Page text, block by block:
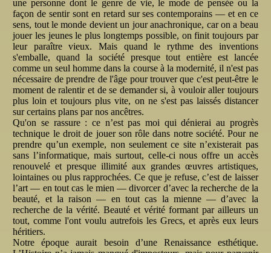
une personne dont le genre de vie, le mode de pensée ou la
façon de sentir sont en retard sur ses contemporains — et en ce
sens, tout le monde devient un jour anachronique, car on a beau
jouer les jeunes le plus longtemps possible, on finit toujours par
leur paraître vieux. Mais quand le rythme des inventions
s'emballe, quand la société presque tout entière est lancée
comme un seul homme dans la course à la modernité, il n'est pas
nécessaire de prendre de l'âge pour trouver que c'est peut-être le
moment de ralentir et de se demander si, à vouloir aller toujours
plus loin et toujours plus vite, on ne s'est pas laissés distancer
sur certains plans par nos ancêtres.
Qu'on se rassure : ce n’est pas moi qui dénierai au progrès
technique le droit de jouer son rôle dans notre société. Pour ne
prendre qu’un exemple, non seulement ce site n’existerait pas
sans l’informatique, mais surtout, celle-ci nous offre un accès
renouvelé et presque illimité aux grandes œuvres artistiques,
lointaines ou plus rapprochées. Ce que je refuse, c’est de laisser
l’art — en tout cas le mien — divorcer d’avec la recherche de la
beauté, et la raison — en tout cas la mienne — d’avec la
recherche de la vérité. Beauté et vérité formant par ailleurs un
tout, comme l'ont voulu autrefois les Grecs, et après eux leurs
héritiers.
Notre époque aurait besoin d’une Renaissance esthétique.